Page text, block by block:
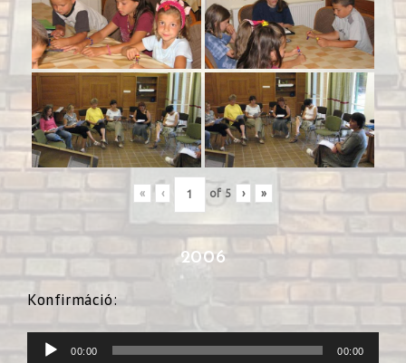
« ‹ of 5 › »
2006
Konfirmáció:
Audió
00:00 00:00